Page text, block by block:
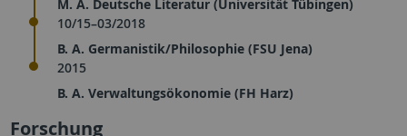
M. A. Deutsche Literatur (Universität Tübingen)
10/15–03/2018
B. A. Germanistik/Philosophie (FSU Jena)
2015
B. A. Verwaltungsökonomie (FH Harz)
Forschung